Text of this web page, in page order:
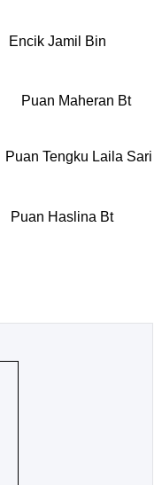
Jamil Bin
Puan Maheran Bt
Tengku Laila Sari
Puan Haslina Bt